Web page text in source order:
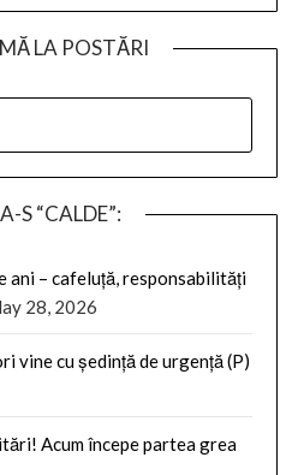
LA POSTĂRI
S “CALDE”:
ani – cafeluță, responsabilități
28, 2026
vine cu ședință de urgență (P)
Acum începe partea grea